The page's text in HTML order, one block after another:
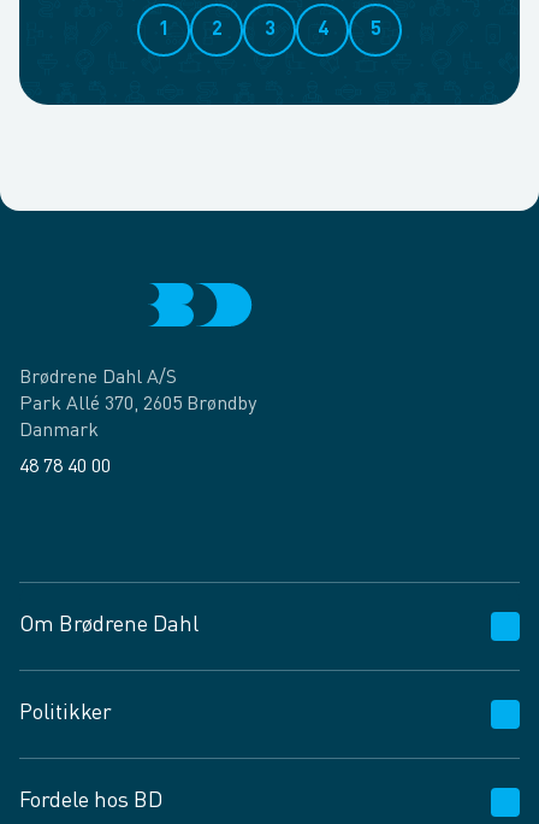
1 2 3 4 5
Brødrene Dahl A/S
Park Allé 370, 2605 Brøndby
Danmark
48 78 40 00
Om Brødrene Dahl
Vagttelefon 30 10 89 89
Spørgsmål og svar
Job og karriere
Politikker
Privatlivspolitik
Fordele hos BD